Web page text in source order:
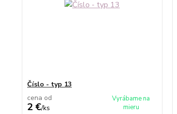
Číslo - typ 13
cena od
2 €/ks
Vyrábame na
mieru